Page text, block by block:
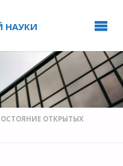
НАУКИ
ОТКРЫТЫХ